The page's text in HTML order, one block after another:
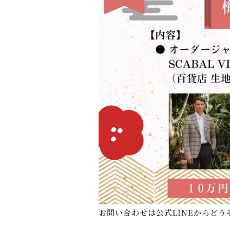
お問い合わせは公式LINEからどう